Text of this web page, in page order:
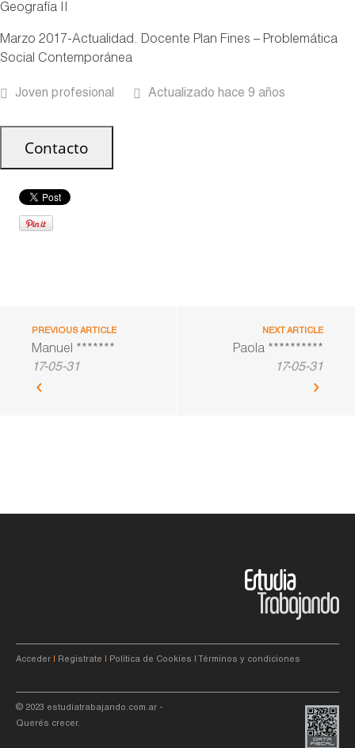
Geografía II
Marzo 2017-Actualidad. Docente Plan Fines – Problemática
Social Contemporánea
Joven profesional Actualizado hace 9 años
PREVIOUS ARTICLE
Manuel *******
17-05-31
NEXT ARTICLE
Paola **********
17-05-31
Acceder Registrate Política de Cookies Términos y condiciones
© 2023 estudiatrabajando.com.ar -
Querés crecer.